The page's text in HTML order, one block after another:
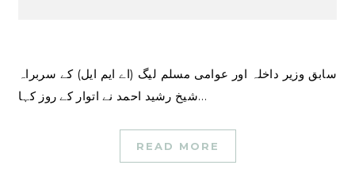
سابق وزیر داخلہ اور عوامی مسلم لیگ (اے ایم ایل) کے سربراہ
شیخ رشید احمد نے اتوار کے روز کہا…
READ MORE